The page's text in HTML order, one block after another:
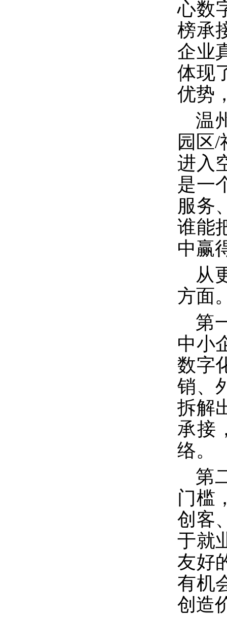
心数
榜承
企业
体现
优势
温
园区/
进入
是一
服务
谁能
中赢
从
方面
第
中小
数字
销、
拆解
承接
络。
第
门槛
创客
于就
友好
有机
创造